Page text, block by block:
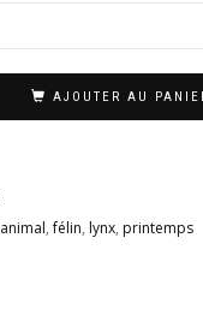
AJOUTER AU
animal,félin, lynx, printemps